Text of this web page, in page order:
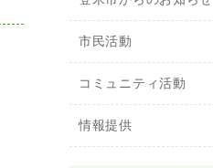
市民活動
コミュニティ活動
情報提供